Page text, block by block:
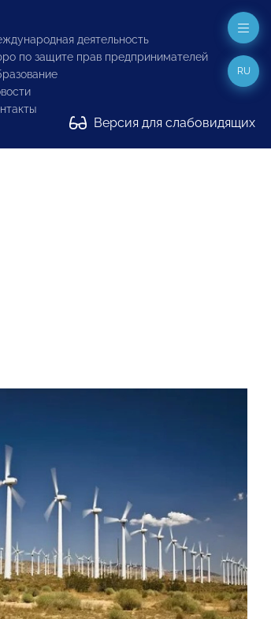
деятельность
по защите прав предпринимателей
Версия для слабовидящих
RU